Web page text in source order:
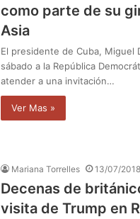
como parte de su
Asia
El presidente de Cuba, Miguel
sábado a la República
atender a una invitación…
Ver Mas »
Mariana Torrelles 13/07/2018
Decenas de
visita de Trump en